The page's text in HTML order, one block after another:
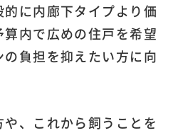
に内廊下タイプより価
内で広めの住戸を希望
負担を抑えたい方に向
、これから飼うことを